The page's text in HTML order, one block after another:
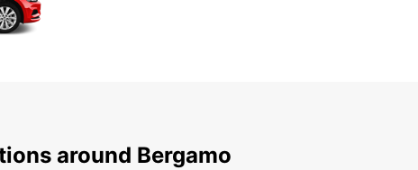
around Bergamo